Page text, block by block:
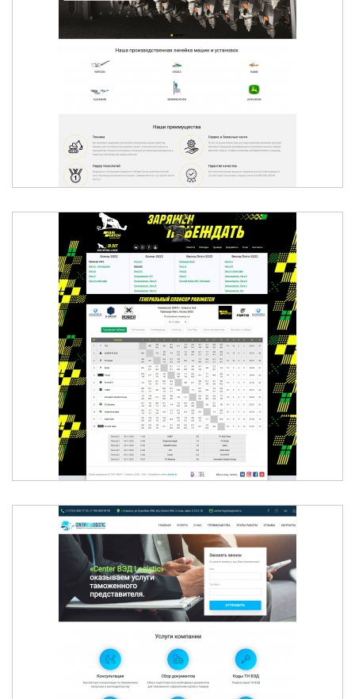
ДОРОЖНО-СТРОИТЕЛЬНАЯ ТЕХНИКА В
КАЗАХСТАНЕ - ELCONTECH WIRTGEN
QAZAQSTAN
МИНИ-ФУТБОЛЬНАЯ ЛИГА Г. АЛМАТЫ
CENTER-LOGISTIC.KZ